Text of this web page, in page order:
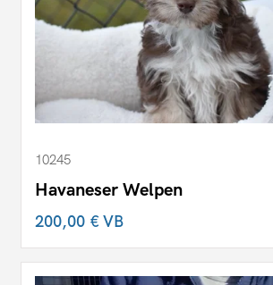
10245
Havaneser Welpen
200,00 €VB